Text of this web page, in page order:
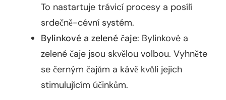
To nastartuje trávicí procesy a posílí
srdečně-cévní systém.
Bylinkové a zelené čaje: Bylinkové a
zelené čaje jsou skvělou volbou. Vyhněte
se černým čajům a kávě kvůli jejich
stimulujícím účinkům.